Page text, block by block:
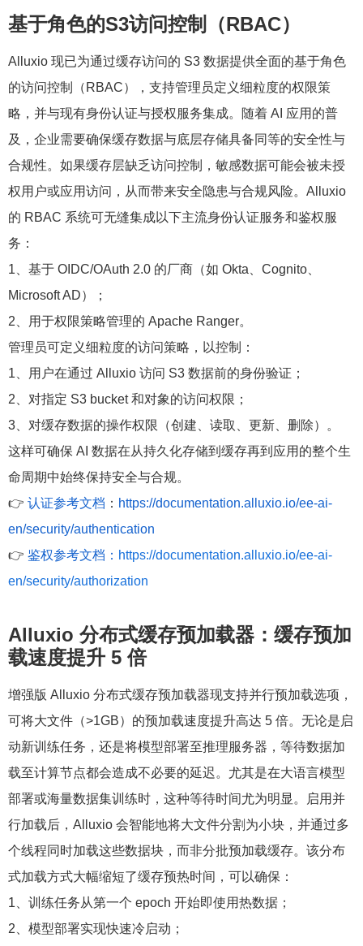
基于角色的S3访问控制（RBAC）
Alluxio 现已为通过缓存访问的 S3 数据提供全面的基于角色
的访问控制（RBAC），支持管理员定义细粒度的权限策
略，并与现有身份认证与授权服务集成。随着 AI 应用的普
及，企业需要确保缓存数据与底层存储具备同等的安全性与
合规性。如果缓存层缺乏访问控制，敏感数据可能会被未授
权用户或应用访问，从而带来安全隐患与合规风险。Alluxio
的 RBAC 系统可无缝集成以下主流身份认证服务和鉴权服
务：
1、基于 OIDC/OAuth 2.0 的厂商（如 Okta、Cognito、
Microsoft AD）；
2、用于权限策略管理的 Apache Ranger。
管理员可定义细粒度的访问策略，以控制：
1、用户在通过 Alluxio 访问 S3 数据前的身份验证；
2、对指定 S3 bucket 和对象的访问权限；
3、对缓存数据的操作权限（创建、读取、更新、删除）。
这样可确保 AI 数据在从持久化存储到缓存再到应用的整个生
命周期中始终保持安全与合规。
👉 认证参考文档 ： https://documentation.alluxio.io/ee-ai-
en/security/authentication
👉 鉴权参考文档： https://documentation.alluxio.io/ee-ai-
en/security/authorization
Alluxio 分布式缓存预加载器： 缓存预加
载速度提升 5 倍
增强版 Alluxio 分布式缓存预加载器现支持并行预加载选项，
可将大文件（>1GB）的预加载速度提升高达 5 倍。无论是启
动新训练任务，还是将模型部署至推理服务器，等待数据加
载至计算节点都会造成不必要的延迟。尤其是在大语言模型
部署或海量数据集训练时，这种等待时间尤为明显。启用并
行加载后，Alluxio 会智能地将大文件分割为小块，并通过多
个线程同时加载这些数据块，而非分批预加载缓存。该分布
式加载方式大幅缩短了缓存预热时间，可以确保：
1、训练任务从第一个 epoch 开始即使用热数据；
2、模型部署实现快速冷启动；